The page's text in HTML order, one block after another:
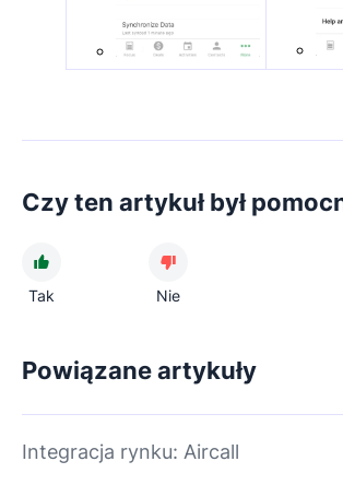
Czy ten artykuł był
Tak Nie
Powiązane artykuły
Integracja rynku: Aircall